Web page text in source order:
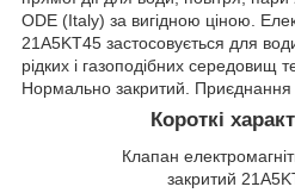
ODE (Italy) за вигідною ціною.
21A5KT45 застосовується для
рідких і газоподібних середовищ
Нормально закритий. Приєднання
Короткі
Клапан
закритий